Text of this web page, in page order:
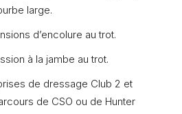
large.
d’encolure au trot.
à la jambe au trot.
de dressage Club 2 et
de CSO ou de Hunter